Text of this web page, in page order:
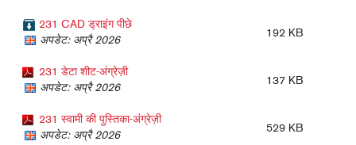
231 CAD ड्राइंग पीछे
अपडेट: अप्रै 2026
192 KB
231 डेटा शीट-अंग्रेज़ी
अपडेट: अप्रै 2026
137 KB
231 स्वामी की पुस्तिका-अंग्रेज़ी
अपडेट: अप्रै 2026
529 KB